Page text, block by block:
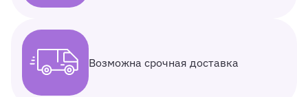
Возможна срочная доставка